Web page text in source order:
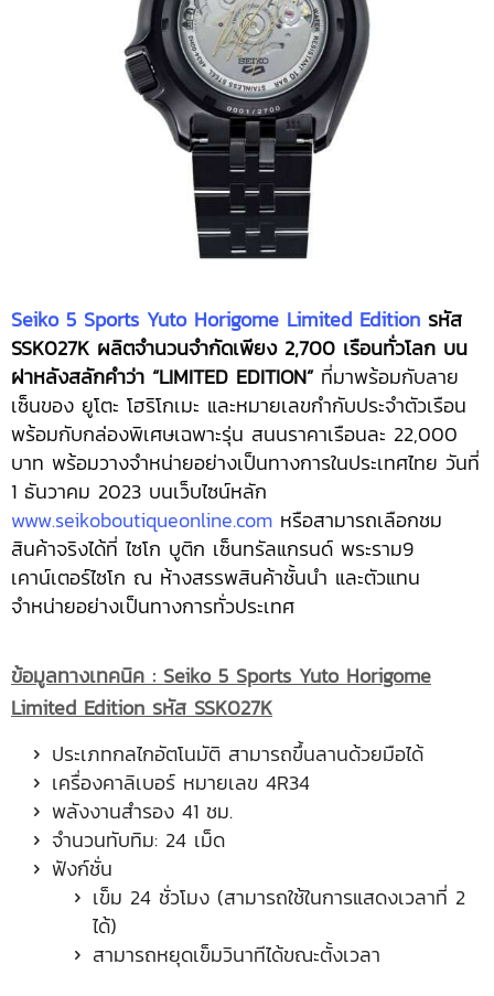
Seiko 5 Sports Yuto Horigome Limited Edition รหัส
SSK027K ผลิตจำนวนจำกัดเพียง 2,700 เรือนทั่วโลก บน
ฝาหลังสลักคำว่า “LIMITED EDITION”ที่มาพร้อมกับลาย
เซ็นของ ยูโตะ โฮริโกเมะ และหมายเลขกำกับประจำตัวเรือน
พร้อมกับกล่องพิเศษเฉพาะรุ่น สนนราคาเรือนละ 22,000
บาท พร้อมวางจำหน่ายอย่างเป็นทางการในประเทศไทย วันที่
1 ธันวาคม 2023 บนเว็บไซน์หลัก
www.seikoboutiqueonline.com หรือสามารถเลือกชม
สินค้าจริงได้ที่​ ไซโก บูติก เซ็นทรัลแกรนด์ พระราม9
เคาน์เตอร์ไซโก ณ ห้างสรรพสินค้าชั้นนำ และตัวแทน
จำหน่ายอย่างเป็นทางการทั่วประเทศ
ข้อมูลทางเทคนิค : Seiko 5 Sports Yuto Horigome
Limited Edition รหัส SSK027K
ประเภทกลไกอัตโนมัติ สามารถขึ้นลานด้วยมือได้
เครื่องคาลิเบอร์ หมายเลข 4R34
พลังงานสำรอง 41 ชม.
จำนวนทับทิม: 24 เม็ด
ฟังก์ชั่น
เข็ม 24 ชั่วโมง (สามารถใช้ในการแสดงเวลาที่ 2
ได้)
สามารถหยุดเข็มวินาทีได้ขณะตั้งเวลา